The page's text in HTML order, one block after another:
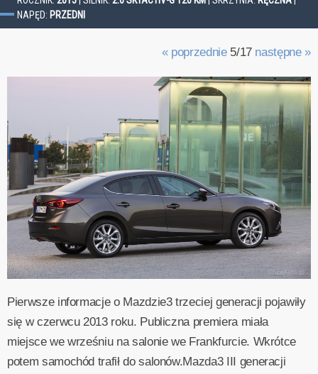
NAPĘD: PRZEDNI
« poprzednie5/17 następne »
Pierwsze informacje o Mazdzie3 trzeciej generacji pojawiły
się w czerwcu 2013 roku. Publiczna premiera miała
miejsce we wrześniu na salonie we Frankfurcie. Wkrótce
potem samochód trafił do salonów.Mazda3 III generacji